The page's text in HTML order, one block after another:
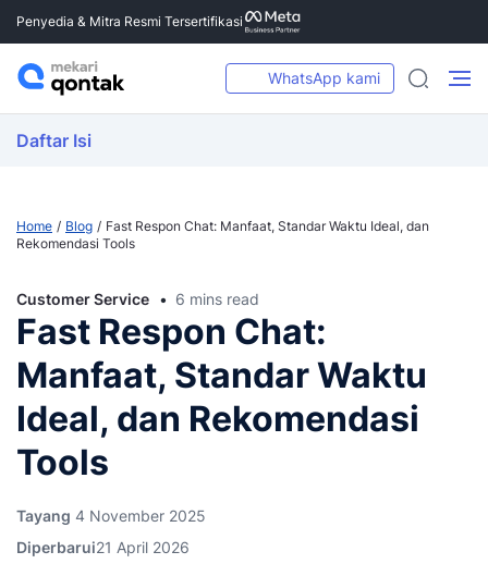
Penyedia & Mitra Resmi Tersertifikasi
WhatsApp kami
Daftar Isi
Home Blog
Fast Respon Chat: Manfaat, Standar Waktu Ideal, dan
Rekomendasi Tools
Customer Service 6 mins read
Fast Respon Chat:
Manfaat, Standar Waktu
Ideal, dan Rekomendasi
Tools
Tayang 4 November 2025
Diperbarui21 April 2026